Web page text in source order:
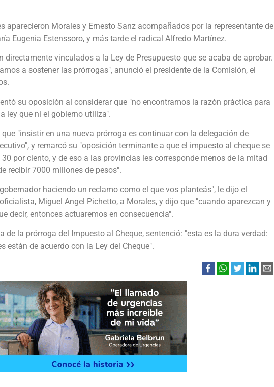
aparecieron Morales y Ernesto Sanz acompañados por la representante de
Eugenia Estenssoro, y más tarde el radical Alfredo Martínez.
directamente vinculados a la Ley de Presupuesto que se acaba de aprobar.
a sostener las prórrogas", anunció el presidente de la Comisión, el
su oposición al considerar que "no encontramos la razón práctica para
ley que ni el gobierno utiliza".
"insistir en una nueva prórroga es continuar con la delegación de
y remarcó su "oposición terminante a que el impuesto al cheque se
por ciento, y de eso a las provincias les corresponde menos de la mitad
recibir 7000 millones de pesos".
haciendo un reclamo como el que vos planteás", le dijo el
Miguel Angel Pichetto, a Morales, y dijo que "cuando aparezcan y
decir, entonces actuaremos en consecuencia".
de la prórroga del Impuesto al Cheque, sentenció: "esta es la dura verdad:
están de acuerdo con la Ley del Cheque".